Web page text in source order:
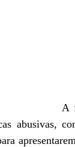
A
abusivas,